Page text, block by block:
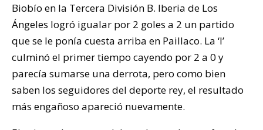
Biobío en la Tercera División B. Iberia de Los
Ángeles logró igualar por 2 goles a 2 un partido
que se le ponía cuesta arriba en Paillaco. La ‘I’
culminó el primer tiempo cayendo por 2 a 0 y
parecía sumarse una derrota, pero como bien
saben los seguidores del deporte rey, el resultado
más engañoso apareció nuevamente.